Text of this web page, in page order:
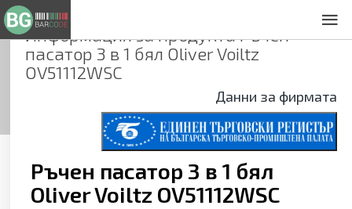
Информация за продуктаРъчен
пасатор 3 в 1 бял Oliver Voiltz
OV51112WSC
Данни за фирмата
Ръчен пасатор 3 в 1 бял
Oliver Voiltz OV51112WSC
Общи условия
Декларация за проверителност
Заснемане на продукти
Контакти